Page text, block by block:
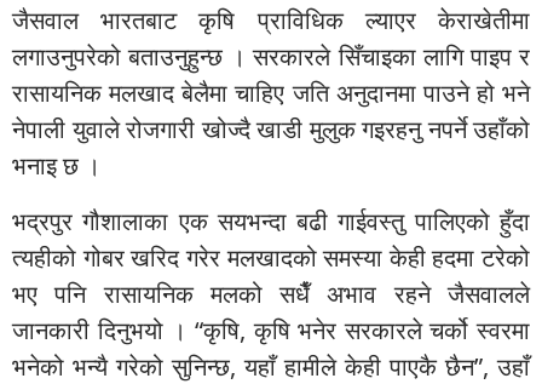
जैसवाल भारतबाट कृषि प्राविधिक ल्याएर केराखेतीमा
लगाउनुपरेको बताउनुहुन्छ । सरकारले सिँचाइका लागि पाइप र
रासायनिक मलखाद बेलैमा चाहिए जति अनुदानमा पाउने हो भने
नेपाली युवाले रोजगारी खोज्दै खाडी मुलुक गइरहनु नपर्ने उहाँको
भनाइ छ ।
भद्रपुर गौशालाका एक सयभन्दा बढी गाईवस्तु पालिएको हुँदा
त्यहीको गोबर खरिद गरेर मलखादको समस्या केही हदमा टरेको
भए पनि रासायनिक मलको सधैँ अभाव रहने जैसवालले
जानकारी दिनुभयो । “कृषि, कृषि भनेर सरकारले चर्को स्वरमा
भनेको भन्यै गरेको सुनिन्छ, यहाँ हामीले केही पाएकै छैन”, उहाँ